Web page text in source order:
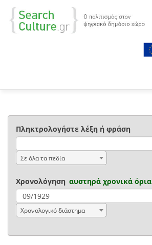
Πληκτρολογήστε λέξη ή φράση
Σε όλα τα πεδία
Χρονολόγηση αυστηρά χρονικά όρια
Χρονολογικό διάστημα